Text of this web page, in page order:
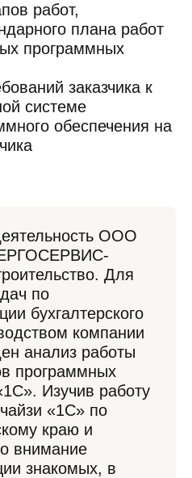
работ,
плана работ
программных
заказчика к
системе
обеспечения на
ООО
Для
по
бухгалтерского
компании
анализ работы
программных
Изучив работу
«1С» по
краю и
внимание
знакомых, в